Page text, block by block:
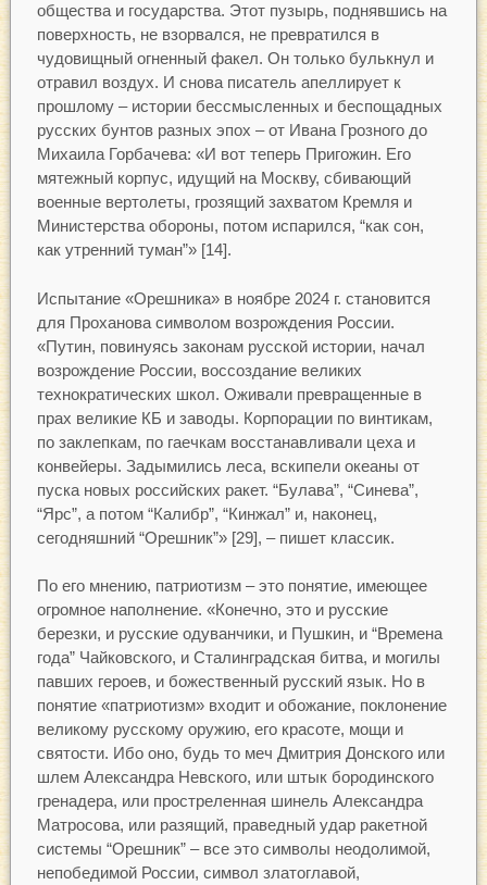
общества и государства. Этот пузырь, поднявшись на
поверхность, не взорвался, не превратился в
чудовищный огненный факел. Он только булькнул и
отравил воздух. И снова писатель апеллирует к
прошлому – истории бессмысленных и беспощадных
русских бунтов разных эпох – от Ивана Грозного до
Михаила Горбачева: «И вот теперь Пригожин. Его
мятежный корпус, идущий на Москву, сбивающий
военные вертолеты, грозящий захватом Кремля и
Министерства обороны, потом испарился, “как сон,
как утренний туман”» [14].
Испытание «Орешника» в ноябре 2024 г. становится
для Проханова символом возрождения России.
«Путин, повинуясь законам русской истории, начал
возрождение России, воссоздание великих
технократических школ. Оживали превращенные в
прах великие КБ и заводы. Корпорации по винтикам,
по заклепкам, по гаечкам восстанавливали цеха и
конвейеры. Задымились леса, вскипели океаны от
пуска новых российских ракет. “Булава”, “Синева”,
“Ярс”, а потом “Калибр”, “Кинжал” и, наконец,
сегодняшний “Орешник”» [29], – пишет классик.
По его мнению, патриотизм – это понятие, имеющее
огромное наполнение. «Конечно, это и русские
березки, и русские одуванчики, и Пушкин, и “Времена
года” Чайковского, и Сталинградская битва, и могилы
павших героев, и божественный русский язык. Но в
понятие «патриотизм» входит и обожание, поклонение
великому русскому оружию, его красоте, мощи и
святости. Ибо оно, будь то меч Дмитрия Донского или
шлем Александра Невского, или штык бородинского
гренадера, или простреленная шинель Александра
Матросова, или разящий, праведный удар ракетной
системы “Орешник” – все это символы неодолимой,
непобедимой России, символ златоглавой,